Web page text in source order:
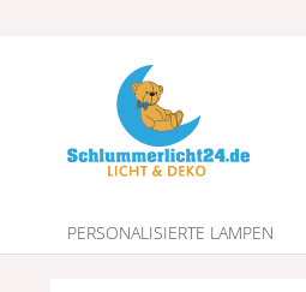
PERSONALISIERTE LAMPEN